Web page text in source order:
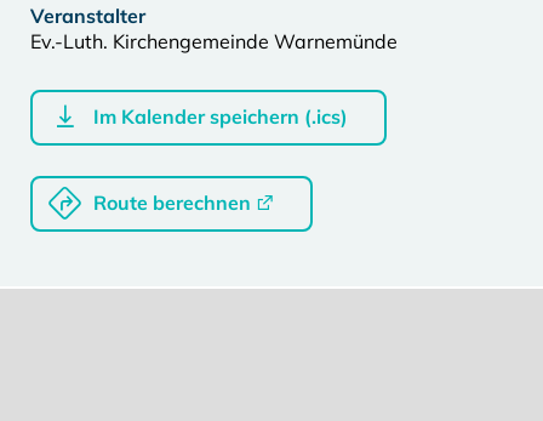
Veranstalter
Ev.-Luth. Kirchengemeinde Warnemünde
Im Kalender speichern (.ics)
Route berechnen